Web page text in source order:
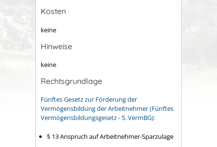
Kosten
keine
Hinweise
keine
Rechtsgrundlage
Fünftes Gesetz zur Förderung der
Vermögensbildung der Arbeitnehmer (Fünftes
Vermögensbildungsgesetz - 5. VermBG):
§ 13 Anspruch auf Arbeitnehmer-Sparzulage